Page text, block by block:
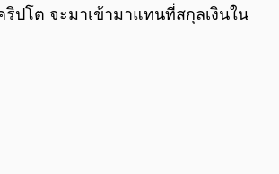
ริปโต จะมาเข้ามาแทนที่สกุลเงินใน